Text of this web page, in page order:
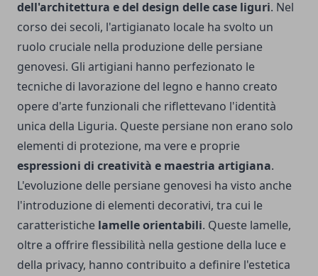
dell'architettura e del design delle case liguri. Nel
corso dei secoli, l'artigianato locale ha svolto un
ruolo cruciale nella produzione delle persiane
genovesi. Gli artigiani hanno perfezionato le
tecniche di lavorazione del legno e hanno creato
opere d'arte funzionali che riflettevano l'identità
unica della Liguria. Queste persiane non erano solo
elementi di protezione, ma vere e proprie
espressioni di creatività e maestria artigiana.
L'evoluzione delle persiane genovesi ha visto anche
l'introduzione di elementi decorativi, tra cui le
caratteristiche lamelle orientabili. Queste lamelle,
oltre a offrire flessibilità nella gestione della luce e
della privacy, hanno contribuito a definire l'estetica